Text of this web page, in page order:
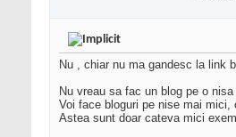
Nu , chiar nu ma gandesc la link
Nu vreau sa fac un blog pe o
Voi face bloguri pe nise mai mici,
Astea sunt doar cateva mici